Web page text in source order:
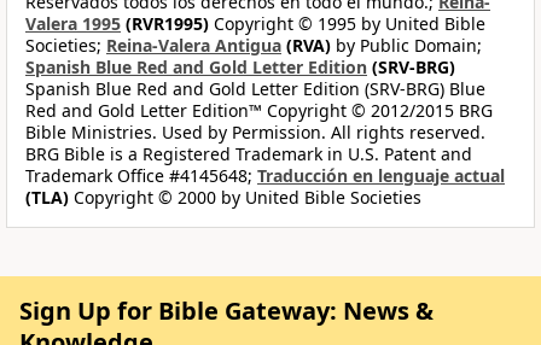
Valera 1995 (RVR1995) Copyright © 1995 by United Bible
Societies; Reina-Valera Antigua (RVA) by Public Domain;
Spanish Blue Red and Gold Letter Edition (SRV-BRG)
Spanish Blue Red and Gold Letter Edition (SRV-BRG) Blue
Red and Gold Letter Edition™ Copyright © 2012/2015 BRG
Bible Ministries. Used by Permission. All rights reserved.
BRG Bible is a Registered Trademark in U.S. Patent and
Trademark Office #4145648; Traducción en lenguaje actual
(TLA) Copyright © 2000 by United Bible Societies
Sign Up for Bible Gateway: News &